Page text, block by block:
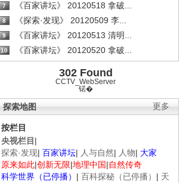
7 《百家讲坛》 20120518 拿破...
8 《探索·发现》 20120509 李...
9 《百家讲坛》 20120513 清明...
10 《百家讲坛》 20120520 拿破...
302 Found
CCTV_WebServer
锘�
更多
探索地图
按栏目
央视栏目 |
探索·发现| 百家讲坛| 人与自然| 人物| 大家
原来如此|创新无限|地理中国|自然传奇
科学世界（已停播） | 百科探秘（已停播） | 天